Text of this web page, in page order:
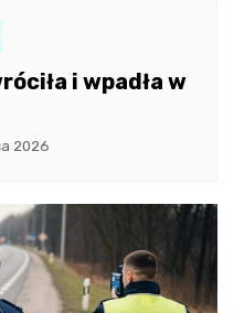
i wpadła w
2026